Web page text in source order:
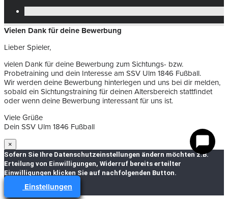
Vielen Dank für deine Bewerbung
Lieber Spieler,
vielen Dank für deine Bewerbung zum Sichtungs- bzw.
Probetraining und dein Interesse am SSV Ulm 1846 Fußball.
Wir werden deine Bewerbung hinterlegen und uns bei dir melden,
sobald ein Sichtungstraining für deinen Altersbereich stattfindet
oder wenn deine Bewerbung interessant für uns ist.
Viele Grüße
Dein SSV Ulm 1846 Fußball
×
Sofern Sie Ihre Datenschutzeinstellungen ändern möchten z.B.
Erteilung von Einwilligungen, Widerruf bereits erteilter
Einwilligungen klicken Sie auf nachfolgenden Button.
Einstellungen